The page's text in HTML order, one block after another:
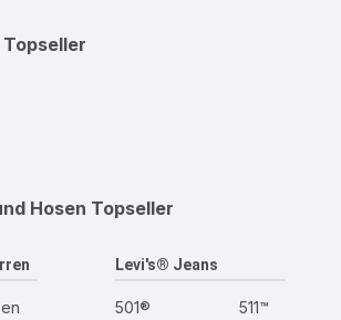
Topseller
Hosen Topseller
Levi's® Jeans
501® 511™